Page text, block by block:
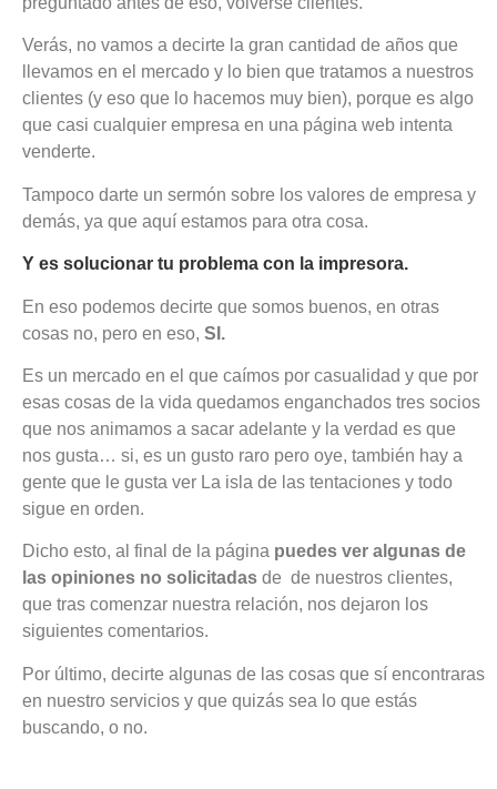
Verás, no vamos a decirte la gran cantidad de años que
llevamos en el mercado y lo bien que tratamos a nuestros
clientes (y eso que lo hacemos muy bien), porque es algo
que casi cualquier empresa en una página web intenta
venderte.
Tampoco darte un sermón sobre los valores de empresa y
demás, ya que aquí estamos para otra cosa.
Y es solucionar tu problema con la impresora.
En eso podemos decirte que somos buenos, en otras
cosas no, pero en eso, SI.
Es un mercado en el que caímos por casualidad y que por
esas cosas de la vida quedamos enganchados tres socios
que nos animamos a sacar adelante y la verdad es que
nos gusta… si, es un gusto raro pero oye, también hay a
gente que le gusta ver La isla de las tentaciones y todo
sigue en orden.
Dicho esto, al final de la página puedes ver algunas de
las opiniones no solicitadas de de nuestros clientes,
que tras comenzar nuestra relación, nos dejaron los
siguientes comentarios.
Por último, decirte algunas de las cosas que sí encontraras
en nuestro servicios y que quizás sea lo que estás
buscando, o no.